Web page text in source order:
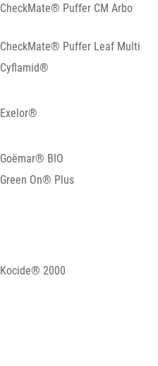
CheckMate® Puffer CM Arbo
CheckMate® Puffer Leaf Multi
Cyflamid®
Exelor®
Goëmar® BIO
Green On® Plus
Kocide® 2000